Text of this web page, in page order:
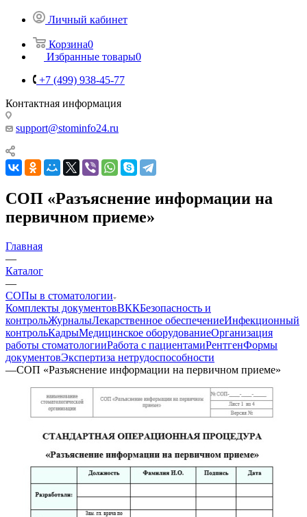
Личный кабинет
Корзина0
Избранные товары0
+7 (499) 938-45-77
Контактная информация
support@stominfo24.ru
СОП «Разъяснение информации на
первичном приеме»
Главная
—
Каталог
—
СОПы в стоматологии
Комплекты документовВККБезопасность и
контрольЖурналыЛекарственное обеспечениеИнфекционный
контрольКадрыМедицинское оборудованиеОрганизация
работы стоматологииРабота с пациентамиРентгенФормы
документовЭкспертиза нетрудоспособности
—СОП «Разъяснение информации на первичном приеме»